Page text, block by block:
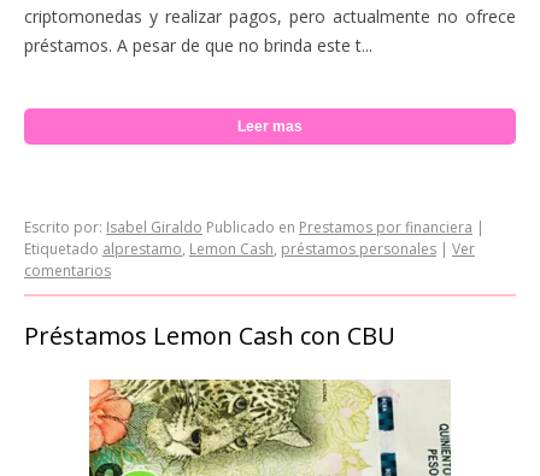
criptomonedas y realizar pagos, pero actualmente no ofrece
préstamos. A pesar de que no brinda este t...
Leer mas
Escrito por: Isabel Giraldo Publicado en Prestamos por financiera |
Etiquetado alprestamo, Lemon Cash, préstamos personales | Ver
comentarios
Préstamos Lemon Cash con CBU